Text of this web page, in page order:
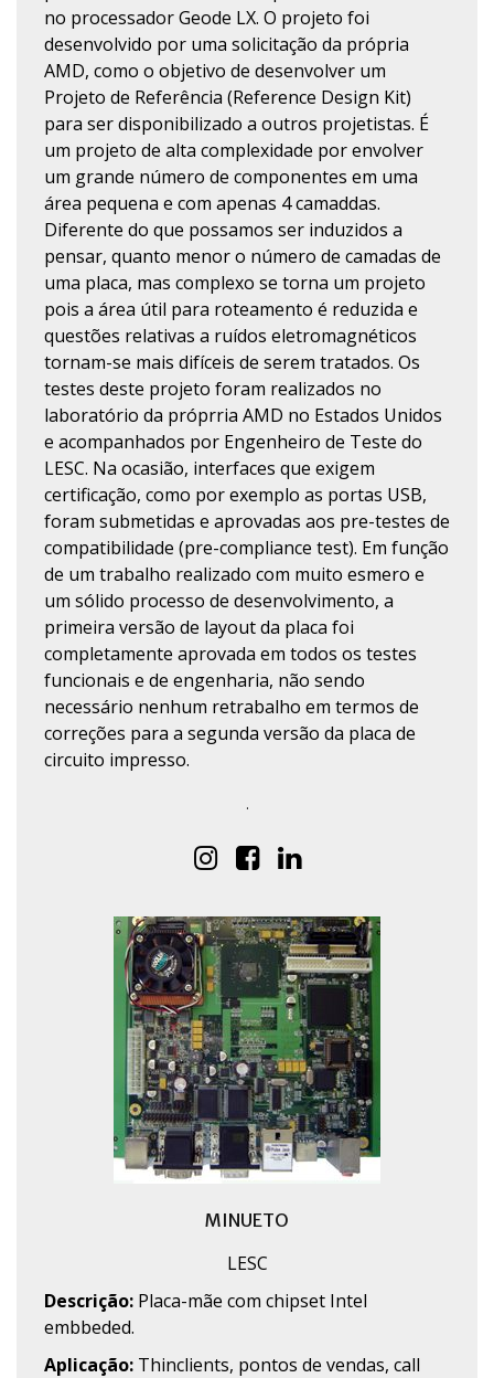
no processador Geode LX. O projeto foi
desenvolvido por uma solicitação da própria
AMD, como o objetivo de desenvolver um
Projeto de Referência (Reference Design Kit)
para ser disponibilizado a outros projetistas. É
um projeto de alta complexidade por envolver
um grande número de componentes em uma
área pequena e com apenas 4 camaddas.
Diferente do que possamos ser induzidos a
pensar, quanto menor o número de camadas de
uma placa, mas complexo se torna um projeto
pois a área útil para roteamento é reduzida e
questões relativas a ruídos eletromagnéticos
tornam-se mais difíceis de serem tratados. Os
testes deste projeto foram realizados no
laboratório da próprria AMD no Estados Unidos
e acompanhados por Engenheiro de Teste do
LESC. Na ocasião, interfaces que exigem
certificação, como por exemplo as portas USB,
foram submetidas e aprovadas aos pre-testes de
compatibilidade (pre-compliance test). Em função
de um trabalho realizado com muito esmero e
um sólido processo de desenvolvimento, a
primeira versão de layout da placa foi
completamente aprovada em todos os testes
funcionais e de engenharia, não sendo
necessário nenhum retrabalho em termos de
correções para a segunda versão da placa de
circuito impresso.
.
MINUETO
LESC
Descrição: Placa-mãe com chipset Intel
embbeded.
Aplicação: Thinclients, pontos de vendas, call